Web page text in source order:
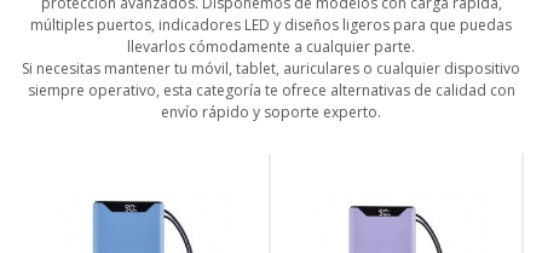
múltiples puertos, indicadores LED y diseños ligeros para que puedas
llevarlos cómodamente a cualquier parte.
Si necesitas mantener tu móvil, tablet, auriculares o cualquier dispositivo
siempre operativo, esta categoría te ofrece alternativas de calidad con
envío rápido y soporte experto.